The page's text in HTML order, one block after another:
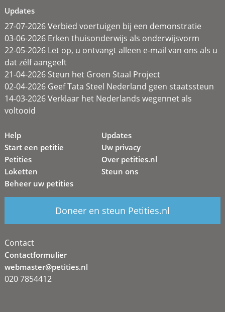
Updates
27-07-2026 Verbied voertuigen bij een demonstratie
03-06-2026 Erken thuisonderwijs als onderwijsvorm
22-05-2026 Let op, u ontvangt alleen e-mail van ons als u
dat zélf aangeeft
21-04-2026 Steun het Groen Staal Project
02-04-2026 Geef Tata Steel Nederland geen staatssteun
14-03-2026 Verklaar het Nederlands wegennet als
voltooid
Help
Start een petitie
Petities
Loketten
Beheer uw petities
Updates
Uw privacy
Over petities.nl
Steun ons
Doneer en steun Petities.nl
Contact
Contactformulier
webmaster@petities.nl
020 7854412